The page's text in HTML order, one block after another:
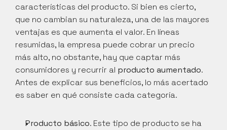
características del producto. Si bien es cierto,
que no cambian su naturaleza, una de las mayores
ventajas es que aumenta el valor. En líneas
resumidas, la empresa puede cobrar un precio
más alto, no obstante, hay que captar más
consumidores y recurrir al producto aumentado.
Antes de explicar sus beneficios, lo más acertado
es saber en qué consiste cada categoría.
Producto básico. Este tipo de producto se ha